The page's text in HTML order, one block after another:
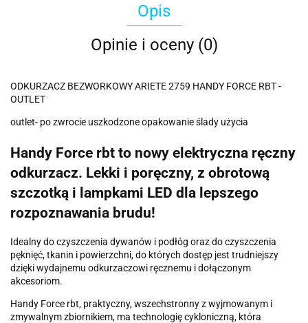
Opis
Opinie i oceny (0)
ODKURZACZ BEZWORKOWY ARIETE 2759 HANDY FORCE RBT -
OUTLET
outlet- po zwrocie uszkodzone opakowanie ślady użycia
Handy Force rbt to nowy elektryczna ręczny
odkurzacz. Lekki i poręczny, z obrotową
szczotką i lampkami LED dla lepszego
rozpoznawania brudu!
Idealny do czyszczenia dywanów i podłóg oraz do czyszczenia
pęknięć, tkanin i powierzchni, do których dostęp jest trudniejszy
dzięki wydajnemu odkurzaczowi ręcznemu i dołączonym
akcesoriom.
Handy Force rbt, praktyczny, wszechstronny z wyjmowanym i
zmywalnym zbiornikiem, ma technologię cykloniczną, która